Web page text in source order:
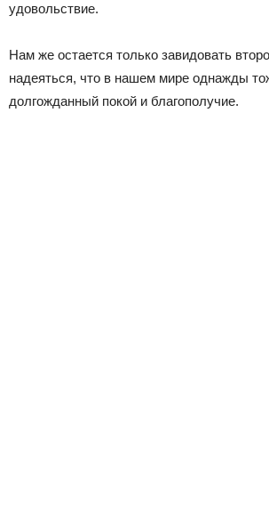
удовольствие.
Нам же остается только завидовать
надеяться, что в нашем мире однажды
долгожданный покой и благополучие.